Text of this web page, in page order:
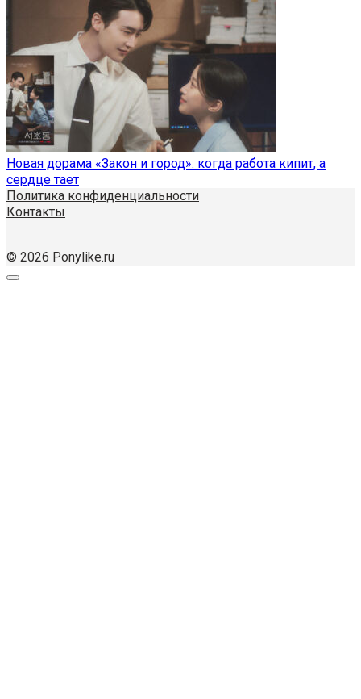
Новая дорама «Закон и город»: когда работа кипит, а
сердце тает
Политика конфиденциальности
Контакты
© 2026 Ponylike.ru